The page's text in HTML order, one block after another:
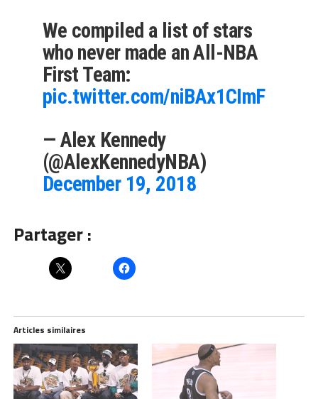
We compiled a list of stars
who never made an All-NBA
First Team:
pic.twitter.com/niBAx1CImF
— Alex Kennedy
(@AlexKennedyNBA)
December 19, 2018
Partager :
Articles similaires